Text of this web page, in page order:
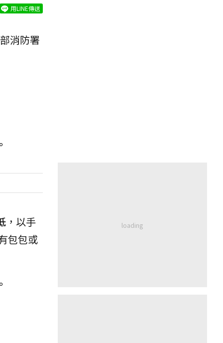
用LINE傳送
消防署
，以手
包包或